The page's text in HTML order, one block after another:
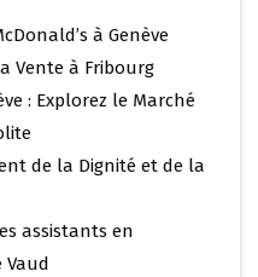
à Genève
Vente à Fribourg
: Explorez le Marché
de la Dignité et de la
assistants en